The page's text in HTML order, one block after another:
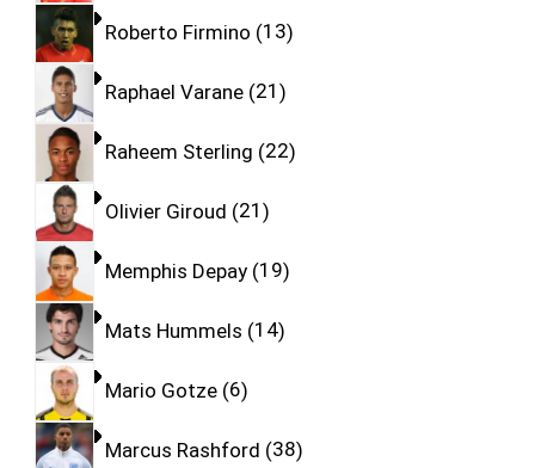
Roberto Firmino 13
Raphael Varane 21
Raheem Sterling 22
Olivier Giroud 21
Memphis Depay 19
Mats Hummels 14
Mario Gotze 6
Marcus Rashford 38